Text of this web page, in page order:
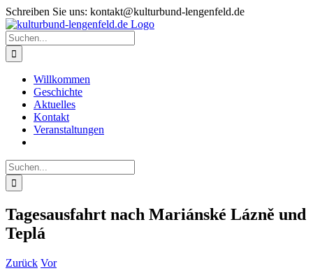
Zum
Inhalt
springen
Schreiben Sie uns: kontakt@kulturbund-lengenfeld.de
Suche
nach:
Willkommen
Geschichte
Aktuelles
Kontakt
Veranstaltungen
Suche
nach:
Tagesausfahrt nach Mariánské Lázně und
Teplá
Zurück Vor